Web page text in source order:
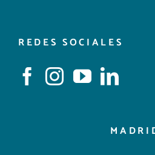
REDES SOCIALES